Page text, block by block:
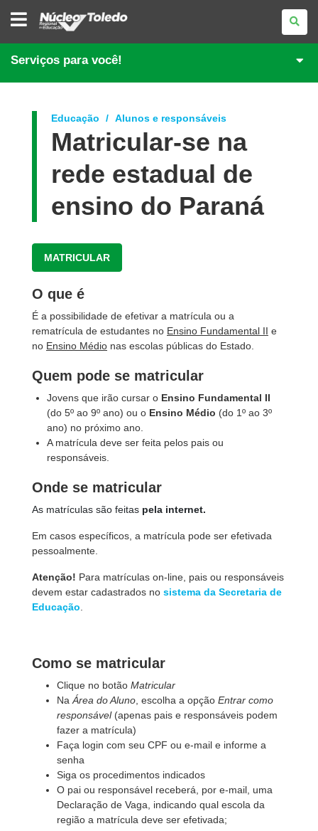
NÚCLEO
REGIONAL
EDUCAÇÃO
DE
TOLEDO
Serviços para você!
Educação Alunos e responsáveis
Matricular-se na
rede estadual de
ensino do Paraná
MATRICULAR
O que é
É a possibilidade de efetivar a matrícula ou a
rematrícula de estudantes no Ensino Fundamental II e
no Ensino Médio nas escolas públicas do Estado.
Quem pode se matricular
Jovens que irão cursar o Ensino Fundamental II
(do 5º ao9º ano) ou o Ensino Médio (do 1º ao 3º
ano) no próximo ano.
A matrícula deve ser feita pelos pais ou
responsáveis.
Onde se matricular
As matrículas são feitas pela internet.
Em casos específicos, a matrícula pode ser efetivada
pessoalmente.
Atenção! Para matrículas on-line, pais ou responsáveis
devem estar cadastrados no sistema da Secretaria de
Educação
Como se matricular
Clique no botão Matricular
Na Área do Aluno , escolha a opção Entrar como
responsável(apenas pais e responsáveis podem
fazer a matrícula)
Faça login com seu CPF ou e-mail e informe a
senha
Siga os procedimentos indicados
O pai ou responsável receberá, por e-mail, uma
Declaração de Vaga, indicando qual escola da
região a matrícula deve ser efetivada;